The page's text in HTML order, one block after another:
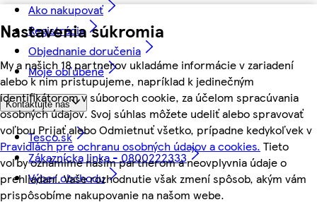
Nastavenia súkromia
My a našich 18 partnerov ukladáme informácie v zariadení
alebo k nim pristupujeme, napríklad k jedinečným
identifikátorom v súboroch cookie, za účelom spracúvania
osobných údajov. Svoj súhlas môžete udeliť alebo spravovať
voľbou Prijať alebo Odmietnuť všetko, prípadne kedykoľvek v
Pravidlách pre ochranu osobných údajov a cookies. Tieto
voľby oznámime našim partnerom a neovplyvnia údaje o
prehliadaní. Vaše rozhodnutie však zmení spôsob, akým vám
prispôsobíme nakupovanie na našom webe.
Ako nakupovať
Registrácia
Objednanie doručenia
Moje obľúbené
Kontaktujte nás
Tesco.sk
Zákaznícka linka - 0800222333
Výber obchodu